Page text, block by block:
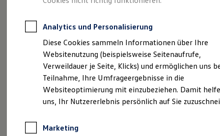
Leasing ohne Anzahlung
Autokredit mit Schlussrate
Versicherungen und Garantien
Kfz-Versicherung
Restschuldversicherungen
Garantien
Wartungsverträge
Geschäftskunden
Professional Class bei Volkswagen
Großkunden
Behörden
Anpfiff zum Gewinn
Cross.
Analytics und Personalisierung
Diese Cookies sammeln Informationen über Ihre
Websitenutzung (beispielsweise Seitenaufrufe,
Verweildauer je Seite, Klicks) und ermöglichen uns
Teilnahme, Ihre Umfrageergebnisse in die
Websiteoptimierung mit einzubeziehen. Damit
uns, Ihr Nutzererlebnis persönlich auf Sie
Marketing